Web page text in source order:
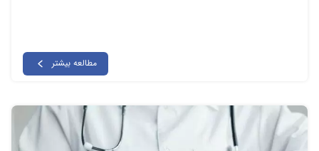
مطالعه بیشتر